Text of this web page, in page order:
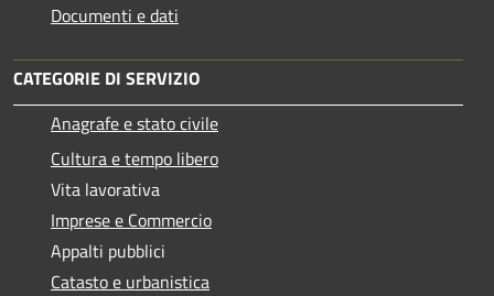
Documenti e dati
CATEGORIE DI SERVIZIO
Anagrafe e stato civile
Cultura e tempo libero
Vita lavorativa
Imprese e Commercio
Appalti pubblici
Catasto e urbanistica